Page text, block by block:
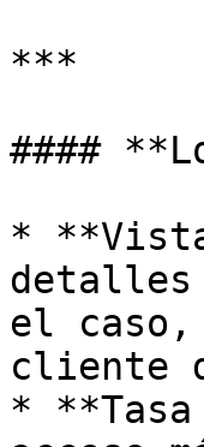
***
####
*
detalles
el caso,
cliente
*